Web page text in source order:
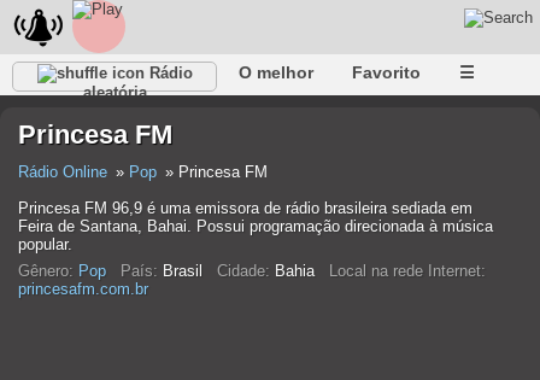
Rádio
aleatória
O melhor Favorito ☰
Princesa FM
Rádio Online Pop
Princesa FM
Princesa FM 96,9 é uma emissora de rádio brasileira sediada em
Feira de Santana, Bahai. Possui programação direcionada à música
popular.
Gênero: Pop País: Brasil Cidade: Bahia
Local na rede Internet:
princesafm.com.br